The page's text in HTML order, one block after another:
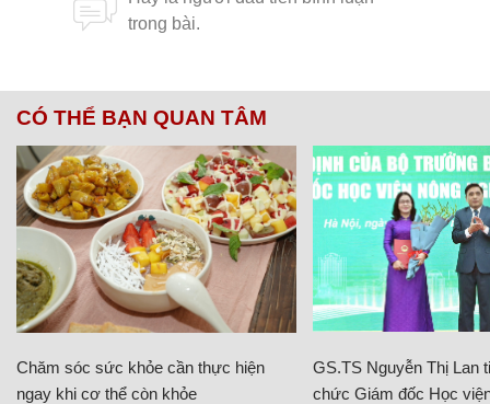
CÓ THỂ BẠN QUAN TÂM
Chăm sóc sức khỏe cần thực hiện
ngay khi cơ thể còn khỏe
GS.TS Nguyễn Thị Lan
chức Giám đốc Học